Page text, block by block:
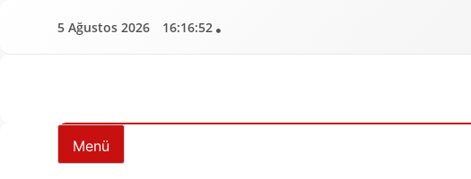
5 Ağustos 2026 16:16:53
Menü